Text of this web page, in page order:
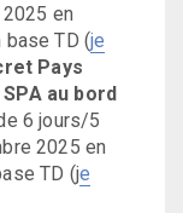
en
TD (je
Pays
au bord
6 jours/5
2025 en
TD (je